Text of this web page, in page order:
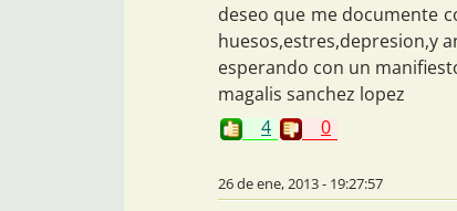
deseo que me documente
huesos,estres,depresion,y
esperando con un
magalis sanchez lopez
4
0
26 de ene, 2013 - 19:27:57